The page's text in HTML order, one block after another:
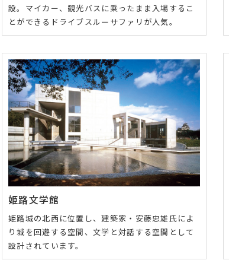
設。マイカー、観光バスに乗ったまま入場するこ
とができるドライブスルーサファリが人気。
姫路文学館
姫路城の北西に位置し、建築家・安藤忠雄氏によ
り城を回遊する空間、文学と対話する空間として
設計されています。